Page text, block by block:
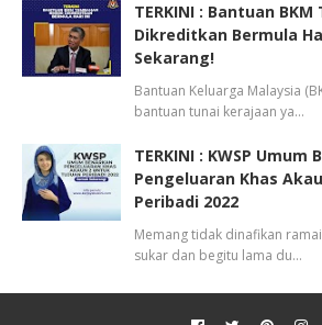
TERKINI : Bantuan
Dikreditkan Bermula
Sekarang!
Bantuan Keluarga Malaysia
bantuan tunai kerajaan ya…
TERKINI : KWSP Umum
Pengeluaran Khas
Peribadi 2022
Memang tidak dinafikan
sukar dan begitu lama du…